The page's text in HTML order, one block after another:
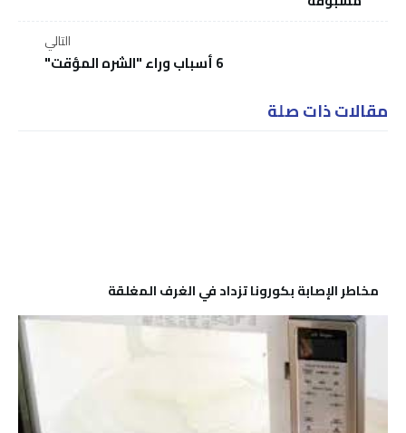
التالي
6 أسباب وراء "الشره المؤقت"
مقالات ذات صلة
مخاطر الإصابة بكورونا تزداد في الغرف المغلقة